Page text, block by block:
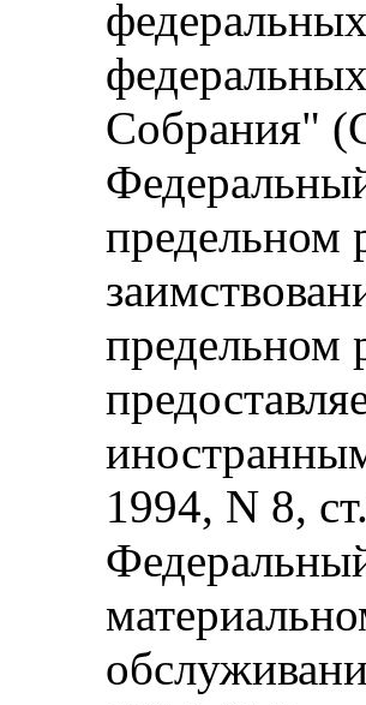
Собрания"
предельном
предельном
1994, N 8,